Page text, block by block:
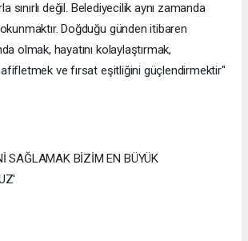
sınırlı değil. Belediyecilik aynı zamanda
Doğduğu günden itibaren
olmak, hayatını kolaylaştırmak,
ve fırsat eşitliğini güçlendirmektir"
SAĞLAMAK BİZİM EN BÜYÜK